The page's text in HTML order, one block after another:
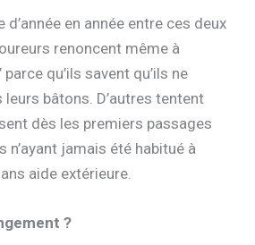
en année entre ces deux
renoncent même à
parce qu’ils savent qu’ils ne
bâtons. D’autres tentent
dès les premiers passages
n’ayant jamais été habitué à
aide extérieure.
?